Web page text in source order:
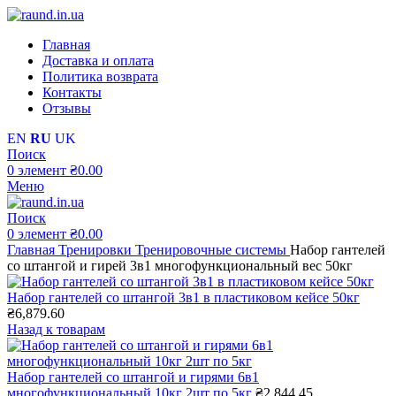
Главная
Доставка и оплата
Политика возврата
Контакты
Отзывы
EN RU UK
Поиск
0 элемент ₴0.00
Меню
Поиск
0 элемент ₴0.00
Главная Тренировки Тренировочные системы Набор гантелей
со штангой и гирей 3в1 многофункциональный вес 50кг
Набор гантелей со штангой 3в1 в пластиковом кейсе 50кг
₴6,879.60
Назад к товарам
Набор гантелей со штангой и гирями 6в1
многофункциональный 10кг 2шт по 5кг ₴2,844.45